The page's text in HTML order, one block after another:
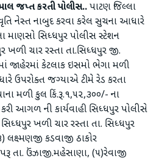
જપ્ત કરતી પોલીસ..પાટણ જિલ્લા
નેસ્ત નાબુદ કરવા કરેલ સુચના આધારે
માણસો સિધ્ધપુર પોલીસ સ્ટેશન
ખળી ચાર રસ્તા તા.સિધ્ધપુર જી.
જાહેરમાં કેટલાક ઇસમો ભેગા મળી
ઉપરોક્ત જગ્યાએ ટીમે રેડ કરતા
મળી કુલ કિં.રૂ.૧,૫૨,૩૦૦/- ના
આગળ ની કાર્યવાહી સિધ્ધપુર પોલીસે
ખળી ચાર રસ્તા તા. સિધ્ધપુર
કડવાજી ઠાકોર
તા. ઉંઝાજી.મહેસાણા, (૫)રેવાજી